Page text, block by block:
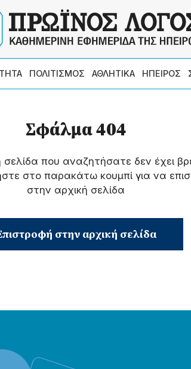
ΠΟΛΙΤΙΣΜΟΣ ΑΘΛΗΤΙΚΑ ΗΠΕΙΡΟΣ
Σφάλμα 404
που αναζητήσατε δεν έχει
στο παρακάτω κουμπί για να
στην αρχική σελίδα
στην αρχική σελίδα